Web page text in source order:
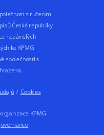
s ručením
České republiky
nezávislých
ke KPMG
společnosti s
/ Cookies
KPMG
.